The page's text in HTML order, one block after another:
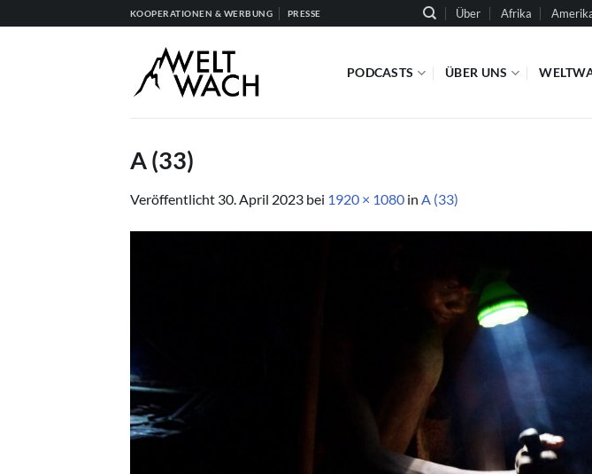
Inhalt
KOOPERATIONEN & WERBUNG PRESSE Über Afrika
PODCASTS ÜBER UNS
A (33)
Veröffentlicht 30. April 2023 bei 1920 × 1080 in A (33)